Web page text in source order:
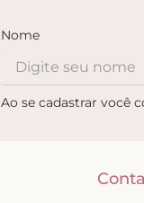
Nome
Ao se cadastrar você